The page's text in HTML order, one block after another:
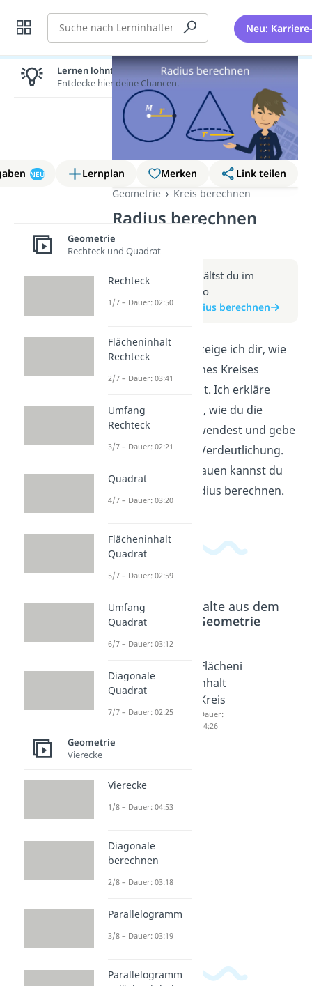
Suche Neu:
NEU Lernplan Merken
Link teilen
Geometrie
Kreis berechnen
Radius berechnen
(Video)
Weitere Infos erhältst du im
Beitrag zum Video
zum Beitrag: Radius berechnen
In diesem Video zeige ich dir, wie
du den Radius eines Kreises
berechnen kannst. Ich erkläre
Schritt für Schritt, wie du die
Formel dafür anwendest und gebe
dir Beispiele zur Verdeutlichung.
Nach dem Anschauen kannst du
selbstständig Radius berechnen.
Beliebte Inhalte aus dem
Geometrie
Kreis
Dauer:
03:42
nen
Flächeni
nhalt
Kreis
Dauer:
04:26
Lernen lohnt sich!
Entdecke hier deine Chancen.
Geometrie
Rechteck und Quadrat
Rechteck
1/7 – Dauer: 02:50
Flächeninhalt
Rechteck
2/7 – Dauer: 03:41
Umfang
Rechteck
3/7 – Dauer: 02:21
Quadrat
4/7 – Dauer: 03:20
Flächeninhalt
Quadrat
5/7 – Dauer: 02:59
Umfang
Quadrat
6/7 – Dauer: 03:12
Diagonale
Quadrat
7/7 – Dauer: 02:25
Geometrie
Vierecke
Vierecke
1/8 – Dauer: 04:53
Diagonale
berechnen
2/8 – Dauer: 03:18
Parallelogramm
3/8 – Dauer: 03:19
Parallelogramm